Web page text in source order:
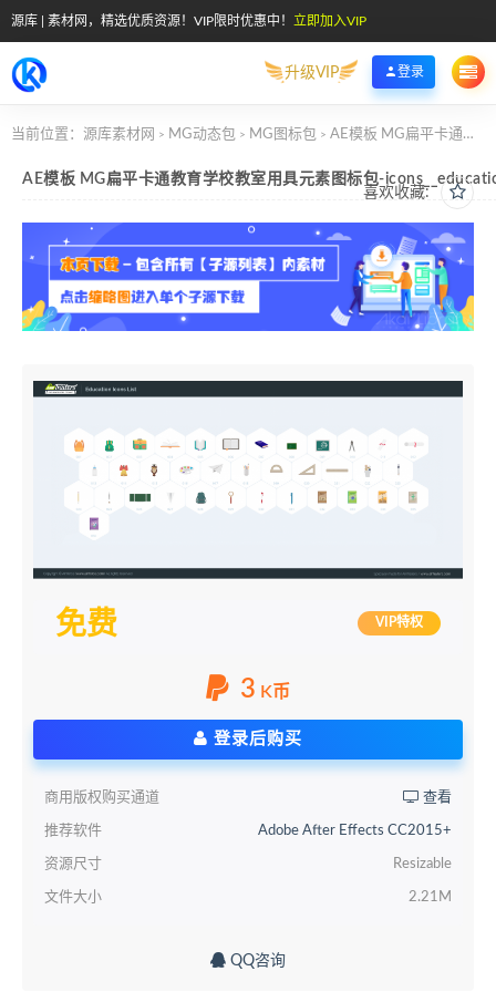
源库 | 素材网，精选优质资源！VIP限时优惠中！ 立即加入VIP
升级VIP 登录
当前位置： 源库素材网 > MG动态包 > MG图标包 > AE模板 MG扁平卡通教育学校教室用具元素图标包-icons__education
喜欢收藏:
AE模板 MG扁平卡通教育学校教室用具元素图标包-
免费 VIP特权
3 K币
登录后购买
商用版权购买通道 查看
推荐软件 Adobe After Effects CC2015+
资源尺寸 Resizable
文件大小 2.21M
QQ咨询